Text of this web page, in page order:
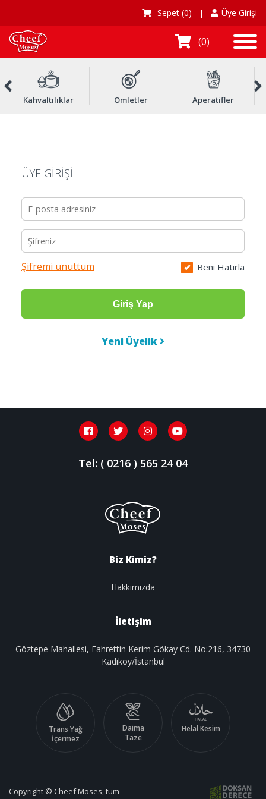
Sepet (0) | Üye Girişi
0
Kahvaltılıklar Omletler Aperatifler
ÜYE GİRİŞİ
Şifremi unuttum Beni Hatırla
Giriş Yap
Yeni Üyelik
Tel: ( 0216 ) 565 24 04
Biz Kimiz?
Hakkımızda
İletişim
Göztepe Mahallesi, Fahrettin Kerim Gökay Cd. No:216, 34730
Kadıköy/İstanbul
Trans Yağ
İçermez
Daima
Taze
Helal Kesim
Copyright © Cheef Moses, tüm